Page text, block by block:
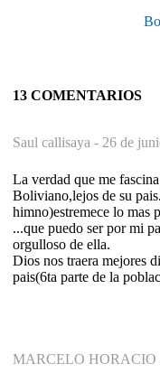
13 COMENTARIOS
Saul callisaya - 26 de
La verdad que me
Boliviano,lejos de su
himno)estremece lo mas
...que puedo ser por mi
orgulloso de ella.
Dios nos traera mejores
pais(6ta parte de la
MARCELO HORACIO